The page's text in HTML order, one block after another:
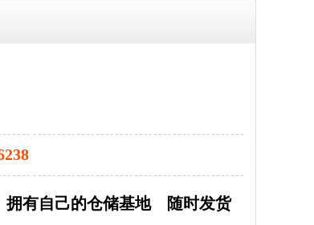
有自己的仓储基地 随时发货